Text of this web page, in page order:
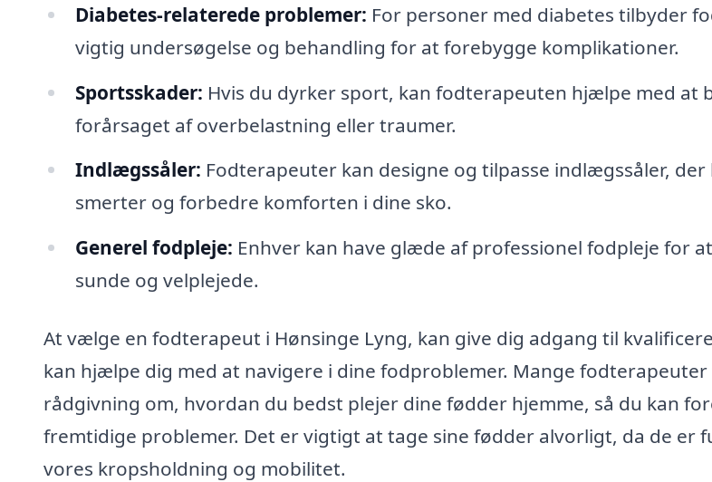
Diabetes-relaterede problemer: For personer med diabetes tilbyder
vigtig undersøgelse og behandling for at forebygge komplikationer.
Sportsskader: Hvis du dyrker sport, kan fodterapeuten hjælpe med at
forårsaget af overbelastning eller traumer.
Indlægssåler: Fodterapeuter kan designe og tilpasse indlægssåler,
smerter og forbedre komforten i dine sko.
Generel fodpleje: Enhver kan have glæde af professionel fodpleje for
sunde og velplejede.
At vælge en fodterapeut i Hønsinge Lyng, kan give dig adgang til
kan hjælpe dig med at navigere i dine fodproblemer. Mange
rådgivning om, hvordan du bedst plejer dine fødder hjemme, så du kan
fremtidige problemer. Det er vigtigt at tage sine fødder alvorligt, da de er
vores kropsholdning og mobilitet.